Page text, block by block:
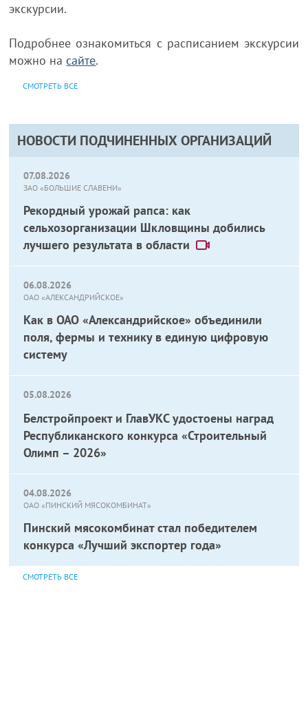
НОВОСТИ ПОДЧИНЕННЫХ ОРГАНИЗАЦИЙ
07.08.2026
ЗАО «БОЛЬШИЕ СЛАВЕНИ»
Рекордный урожай рапса: как
сельхозорганизации Шкловщины добились
лучшего результата в области
06.08.2026
ОАО «АЛЕКСАНДРИЙСКОЕ»
Как в ОАО «Александрийское» объединили
поля, фермы и технику в единую цифровую
систему
05.08.2026
Белстройпроект и ГлавУКС удостоены наград
Республиканского конкурса «Строительный
Олимп – 2026»
04.08.2026
ОАО «ПИНСКИЙ МЯСОКОМБИНАТ»
Пинский мясокомбинат стал победителем
конкурса «Лучший экспортер года»
СМОТРЕТЬ ВСЕ
экскурсии.
Подробнее ознакомиться с расписанием экскурсии
можно на сайте.
СМОТРЕТЬ ВСЕ